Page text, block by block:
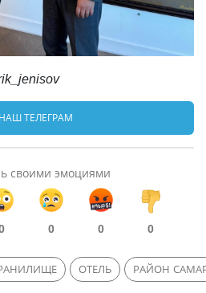
НАШ ТЕЛЕГРАМ
своими эмоциями
0 0 0
ОТЕЛЬ РАЙОН